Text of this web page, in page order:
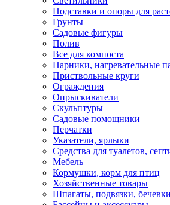
Подставки и опоры для
Грунты
Садовые фигуры
Полив
Все для компоста
Парники, нагревательные
Приствольные круги
Ограждения
Опрыскиватели
Скульптуры
Садовые помощники
Перчатки
Указатели, ярлыки
Средства для туалетов,
Мебель
Кормушки, корм для птиц
Хозяйственные товары
Шпагаты, подвязки, бечевки